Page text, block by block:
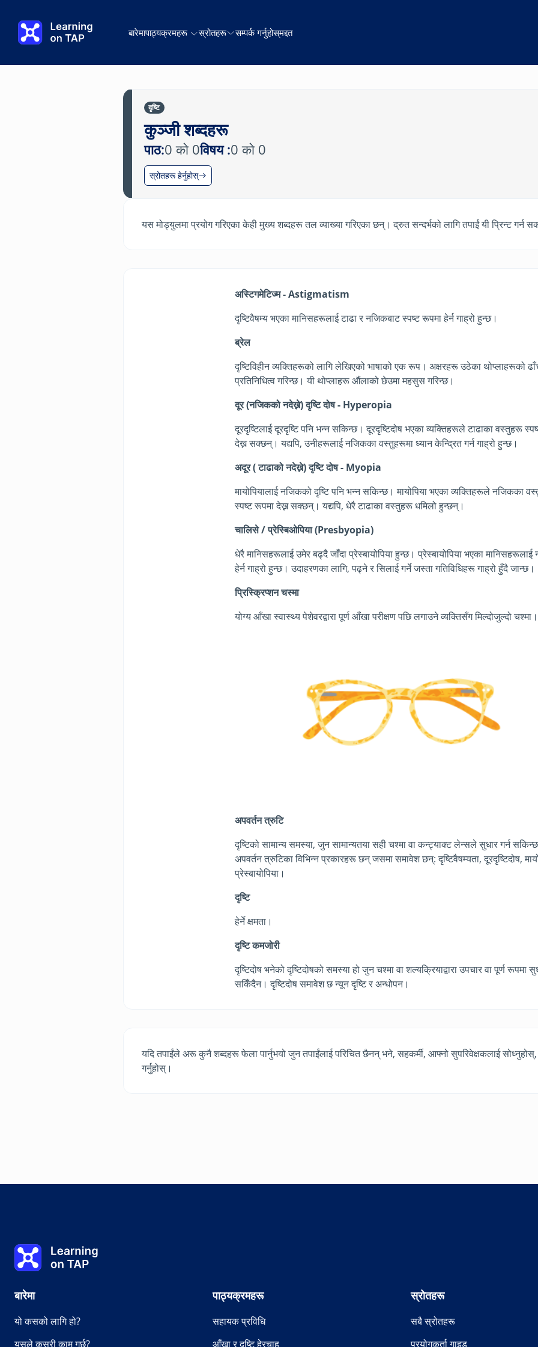
बारेमापाठ्यक्रमहरू स्रोतहरू सम्पर्क गर्नुहोस्मद्दत
दृष्टि
कुञ्जी शब्दहरू
पाठ:0 को 0विषय :0 को 0
स्रोतहरू हेर्नुहोस्
यस मोड्युलमा प्रयोग गरिएका केही मुख्य शब्दहरू तल व्याख्या गरिएका छन्। द्रुत सन्दर्भको लागि तपाईं यी प्रिन्ट गर्न
अस्टिगमेटिज्म - Astigmatism
दृष्टिवैषम्य भएका मानिसहरूलाई टाढा र नजिकबाट स्पष्ट रूपमा हेर्न गाह्रो हुन्छ।
ब्रेल
दृष्टिविहीन व्यक्तिहरूको लागि लेखिएको भाषाको एक रूप। अक्षरहरू उठेका थोप्लाहरूको
प्रतिनिधित्व गरिन्छ। यी थोप्लाहरू औंलाको छेउमा महसुस गरिन्छ।
दूर (नजिकको नदेख्ने) दृष्टि दोष - Hyperopia
दूरदृष्टिलाई दूरदृष्टि पनि भन्न सकिन्छ। दूरदृष्टिदोष भएका व्यक्तिहरूले टाढाका वस्तुहरू
देख्न सक्छन्। यद्यपि, उनीहरूलाई नजिकका वस्तुहरूमा ध्यान केन्द्रित गर्न गाह्रो हुन्छ।
अदूर ( टाढाको नदेख्ने) दृष्टि दोष - Myopia
मायोपियालाई नजिकको दृष्टि पनि भन्न सकिन्छ। मायोपिया भएका व्यक्तिहरूले नजिकका
स्पष्ट रूपमा देख्न सक्छन्। यद्यपि, धेरै टाढाका वस्तुहरू धमिलो हुन्छन्।
चालिसे / प्रेस्बिओपिया (Presbyopia)
धेरै मानिसहरूलाई उमेर बढ्दै जाँदा प्रेस्बायोपिया हुन्छ। प्रेस्बायोपिया भएका
हेर्न गाह्रो हुन्छ। उदाहरणका लागि, पढ्ने र सिलाई गर्ने जस्ता गतिविधिहरू गाह्रो हुँदै जान्छ।
प्रिस्क्रिप्शन चस्मा
योग्य आँखा स्वास्थ्य पेशेवरद्वारा पूर्ण आँखा परीक्षण पछि लगाउने व्यक्तिसँग मिल्दोजुल्दो चश्मा।
अपवर्तन त्रुटि
दृष्टिको सामान्य समस्या, जुन सामान्यतया सही चश्मा वा कन्ट्याक्ट लेन्सले सुधार गर्न
अपवर्तन त्रुटिका विभिन्न प्रकारहरू छन् जसमा समावेश छन्: दृष्टिवैषम्यता, दूरदृष्टिदोष,
प्रेस्बायोपिया।
दृष्टि
हेर्ने क्षमता।
दृष्टि कमजोरी
दृष्टिदोष भनेको दृष्टिदोषको समस्या हो जुन चश्मा वा शल्यक्रियाद्वारा उपचार वा पूर्ण रूपमा
सकिँदैन। दृष्टिदोष समावेश छ न्यून दृष्टि र अन्धोपन।
यदि तपाईंले अरू कुनै शब्दहरू फेला पार्नुभयो जुन तपाईंलाई परिचित छैनन् भने, सहकर्मी, आफ्नो सुपरिवेक्षकलाई
गर्नुहोस्।
Learning on TAP - घर
बारेमा
यो कसको लागि हो?
यसले कसरी काम गर्छ?
पाठ्यक्रमहरू
सहायक प्रविधि
आँखा र दृष्टि हेरचाह
स्रोतहरू
सबै स्रोतहरू
प्रयोगकर्ता गाइड